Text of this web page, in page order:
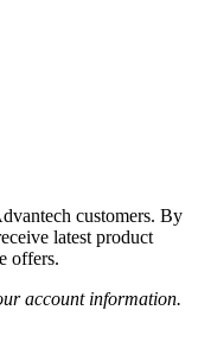
customers. By
latest product
offers.
account information.